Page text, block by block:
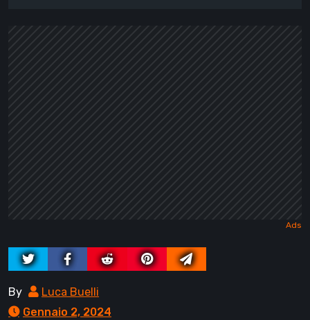
By
Luca Buelli
Gennaio 2, 2024